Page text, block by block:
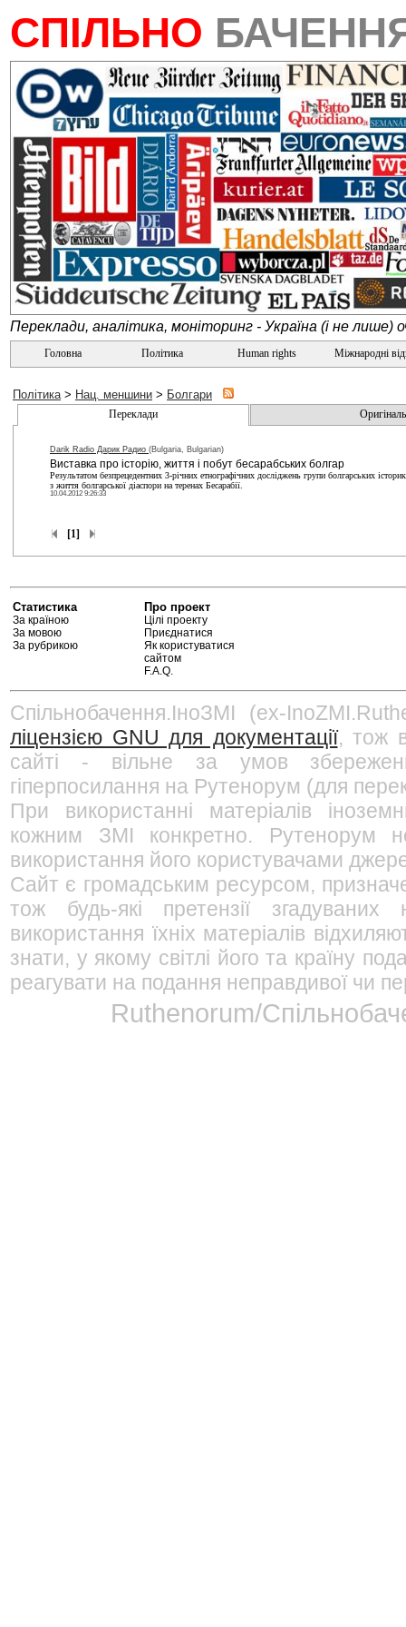
СПІЛЬНО
Переклади, аналітика, моніторинг - Україна (і не лише)
Головна Політика Human rights Міжнародні
Політика> Нац. меншини > Болгари
Переклади
Darik Radio Дарик Радио (Bulgaria, Bulgarian)
Виставка про історію, життя і побут бесарабських болгар
Результатом безпрецедентних 3-річних етнографічних досліджень групи болгарських
з життя болгарської діаспори на теренах Бесарабії.
10.04.2012 9:26:33
[1]
Статистика
За країною
За мовою
За рубрикою
Про проект
Цілі проекту
Приєднатися
Як користуватися
сайтом
F.A.Q.
Спільнобачення.ІноЗМІ (ex-
ліцензією GNU для документації, тож
сайті - вільне за умов
гіперпосилання на Рутенорум (для
При використанні матеріалів
кожним ЗМІ конкретно. Рутенорум
використання його користувачами
Сайт є громадським ресурсом,
тож будь-які претензії
використання їхніх матеріалів
знати, у якому світлі його та країну
реагувати на подання неправдивої чи
Ruthenorum/